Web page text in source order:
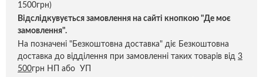
1500грн)
Відслідкувується замовлення на сайті кнопкою "Де моє
замовлення".
На позначені "Безкоштовна доставка" діє Безкоштовна
доставка до відділення при замовленні таких товарів від 3
500грн НП або УП